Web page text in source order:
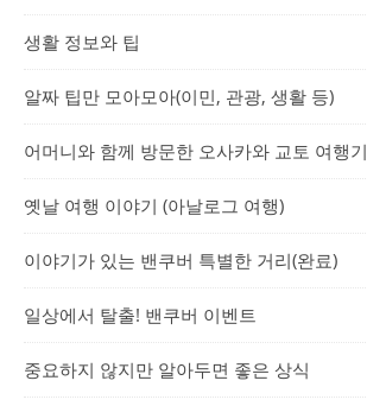
생활 정보와 팁
알짜 팁만 모아모아(이민, 관광, 생활 등)
어머니와 함께 방문한 오사카와 교토 여행기
옛날 여행 이야기 (아날로그 여행)
이야기가 있는 밴쿠버 특별한 거리(완료)
일상에서 탈출! 밴쿠버 이벤트
중요하지 않지만 알아두면 좋은 상식